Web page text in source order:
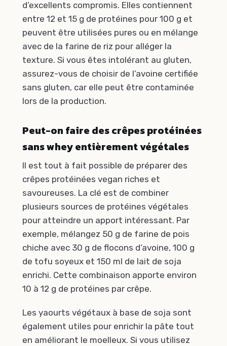
d’excellents compromis. Elles contiennent
entre 12 et 15 g de protéines pour 100 g et
peuvent être utilisées pures ou en mélange
avec de la farine de riz pour alléger la
texture. Si vous êtes intolérant au gluten,
assurez-vous de choisir de l’avoine certifiée
sans gluten, car elle peut être contaminée
lors de la production.
Peut-on faire des crêpes protéinées
sans whey entièrement végétales
Il est tout à fait possible de préparer des
crêpes protéinées vegan riches et
savoureuses. La clé est de combiner
plusieurs sources de protéines végétales
pour atteindre un apport intéressant. Par
exemple, mélangez 50 g de farine de pois
chiche avec 30 g de flocons d’avoine, 100 g
de tofu soyeux et 150 ml de lait de soja
enrichi. Cette combinaison apporte environ
10 à 12 g de protéines par crêpe.
Les yaourts végétaux à base de soja sont
également utiles pour enrichir la pâte tout
en améliorant le moelleux. Si vous utilisez